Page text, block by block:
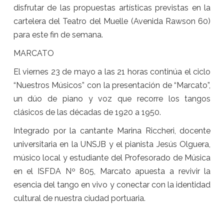
disfrutar de las propuestas artísticas previstas en la
cartelera del Teatro del Muelle (Avenida Rawson 60)
para este fin de semana.
MARCATO
El viernes 23 de mayo a las 21 horas continúa el ciclo
“Nuestros Músicos” con la presentación de “Marcato”,
un dúo de piano y voz que recorre los tangos
clásicos de las décadas de 1920 a 1950.
Integrado por la cantante Marina Riccheri, docente
universitaria en la UNSJB y el pianista Jesús Olguera,
músico local y estudiante del Profesorado de Música
en el ISFDA Nº 805, Marcato apuesta a revivir la
esencia del tango en vivo y conectar con la identidad
cultural de nuestra ciudad portuaria.